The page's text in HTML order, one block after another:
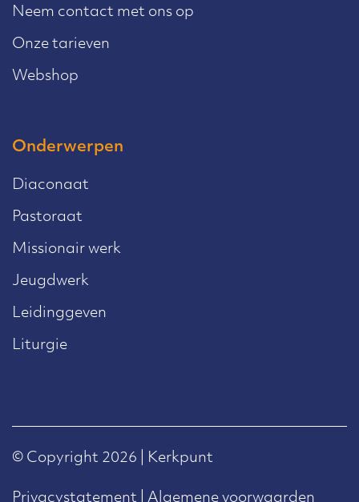
Neem contact met ons op
Onze tarieven
Webshop
Onderwerpen
Diaconaat
Pastoraat
Missionair werk
Jeugdwerk
Leidinggeven
Liturgie
© Copyright 2026 | Kerkpunt
Privacystatement Algemene voorwaarden